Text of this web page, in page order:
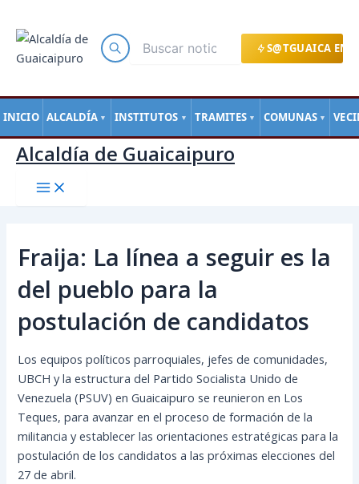
S@TGUAICA EN
INICIO ALCALDÍA ▼ INSTITUTOS ▼ TRAMITES ▼ COMUNAS ▼
contenido
Alcaldía de Guaicaipuro
Fraija: La línea a seguir es la
del pueblo para la
postulación de candidatos
Los equipos políticos parroquiales, jefes de comunidades,
UBCH y la estructura del Partido Socialista Unido de
Venezuela (PSUV) en Guaicaipuro se reunieron en Los
Teques, para avanzar en el proceso de formación de la
militancia y establecer las orientaciones estratégicas para la
postulación de los candidatos a las próximas elecciones del
27 de abril.
de
entradas